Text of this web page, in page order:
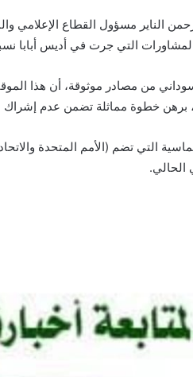
الناير مسؤول القطاع الإعلامي
التي جرت في أديس أبابا
من مصادر موثوقة، أن هذا
برهن خطوة مماثلة تضمن عدم إشراك
التي تضم (الأمم المتحدة
الحالي.